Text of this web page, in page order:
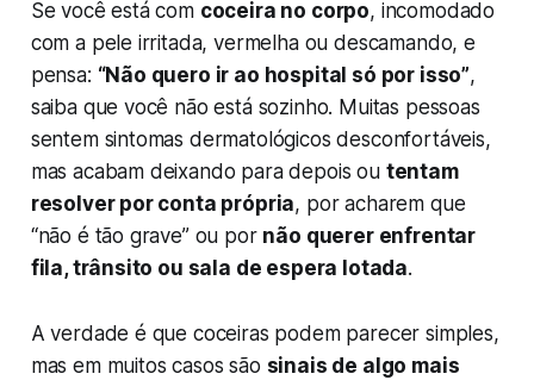
Se você está com coceira no corpo, incomodado
com a pele irritada, vermelha ou descamando, e
pensa: “Não quero ir ao hospital só por isso”,
saiba que você não está sozinho. Muitas pessoas
sentem sintomas dermatológicos desconfortáveis,
mas acabam deixando para depois ou tentam
resolver por conta própria, por acharem que
“não é tão grave” ou por não querer enfrentar
fila, trânsito ou sala de espera lotada.
A verdade é que coceiras podem parecer simples,
mas em muitos casos são sinais de algo mais